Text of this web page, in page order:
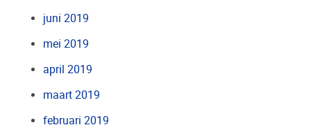
juni 2019
mei 2019
april 2019
maart 2019
februari 2019